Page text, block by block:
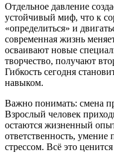
Отдельное давление
устойчивый миф, что к
«определиться» и
современная жизнь
осваивают новые
творчество, получают
Гибкость сегодня
навыком.
Важно понимать: смена
Взрослый человек
остаются жизненный
ответственность, умение
стрессом. Всё это